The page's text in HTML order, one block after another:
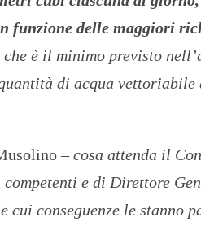
funzione delle maggiori
è il minimo previsto
di acqua vettoriabile
–cosa attenda il
e di Direttore
cui conseguenze le stanno